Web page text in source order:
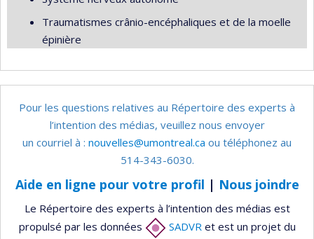
Traumatismes crânio-encéphaliques et de la moelle
épinière
Pour les questions relatives au Répertoire des experts à
l’intention des médias, veuillez nous envoyer
un courriel à : nouvelles@umontreal.ca ou téléphonez au
514-343-6030.
Aide en ligne pour votre profil | Nous joindre
Le Répertoire des experts à l’intention des médias est
propulsé par les données
SADVRet est un projet du